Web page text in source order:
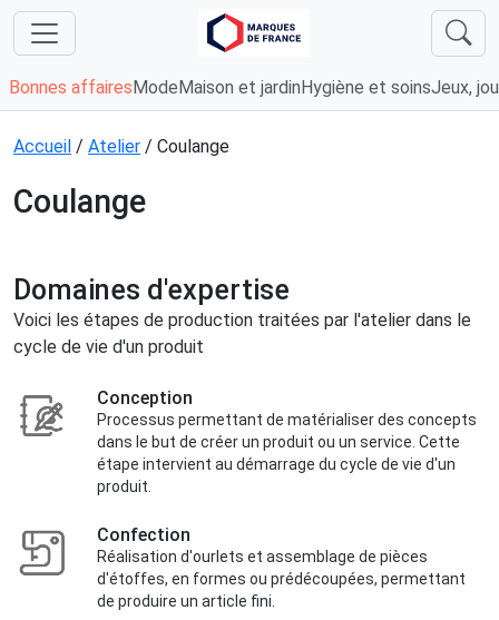
Bonnes affaires Mode Maison et jardin Hygiène et soinsJeux,
Accueil / Atelier / Coulange
Coulange
Domaines d'expertise
Voici les étapes de production traitées par l'atelier dans le
cycle de vie d'un produit
Conception
Processus permettant de matérialiser des concepts
dans le but de créer un produit ou un service. Cette
étape intervient au démarrage du cycle de vie d'un
produit.
Confection
Réalisation d'ourlets et assemblage de pièces
d'étoffes, en formes ou prédécoupées, permettant
de produire un article fini.